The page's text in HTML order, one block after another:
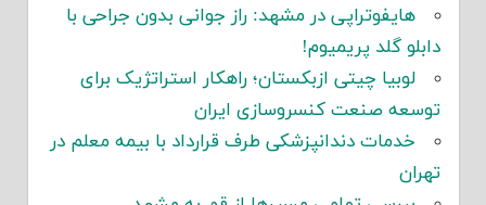
هایفوتراپی در مشهد: راز جوانی بدون جراحی با
دابلو گلد پریمیوم!
لوبیا چیتی ازبکستان؛ راهکار استراتژیک برای
توسعه صنعت کنسروسازی ایران
خدمات دندانپزشکی طرف قرارداد با بیمه معلم در
تهران